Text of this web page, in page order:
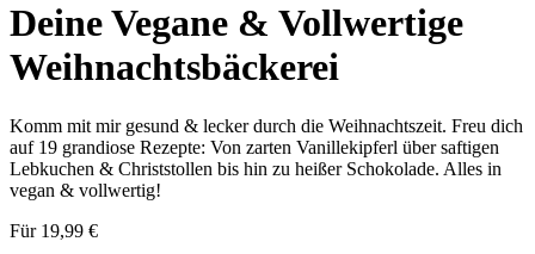
Deine Vegane & Vollwertige
Weihnachts­bäckerei
Komm mit mir gesund & lecker durch die Weihnachtszeit. Freu dich
auf 19 grandiose Rezepte: Von zarten Vanillekipferl über saftigen
Lebkuchen & Christstollen bis hin zu heißer Schokolade. Alles in
vegan & vollwertig!
Für 19,99 €